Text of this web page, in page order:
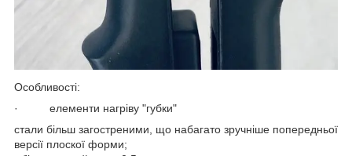
Особливості:
· елементи нагріву "губки"
стали більш загостреними, що набагато зручніше попередньої
версії плоскої форми;